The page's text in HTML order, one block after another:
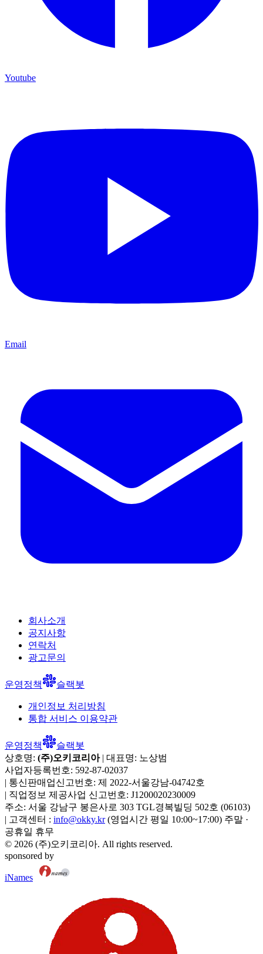
Youtube
Email
회사소개
공지사항
연락처
광고문의
운영정책 슬랙봇
개인정보 처리방침
통합 서비스 이용약관
운영정책
슬랙봇
상호명: (주)오키코리아| 대표명: 노상범
사업자등록번호: 592-87-02037
| 통신판매업신고번호: 제 2022-서울강남-04742호
| 직업정보 제공사업 신고번호: J1200020230009
주소: 서울 강남구 봉은사로 303 TGL경복빌딩 502호 (06103)
| 고객센터 : info@okky.kr (영업시간 평일 10:00~17:00) 주말 ·
공휴일 휴무
© 2026 (주)오키코리아. All rights reserved.
sponsored by
iNames